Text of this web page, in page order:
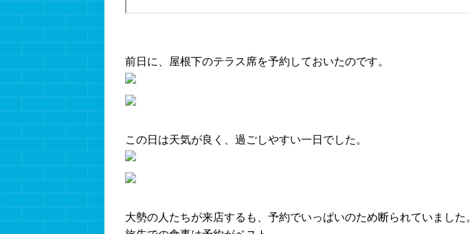
前日に、屋根下のテラス席を予約しておいたのです。
この日は天気が良く、過ごしやすい一日でした。
大勢の人たちが来店するも、予約でいっぱいのため断られていました。